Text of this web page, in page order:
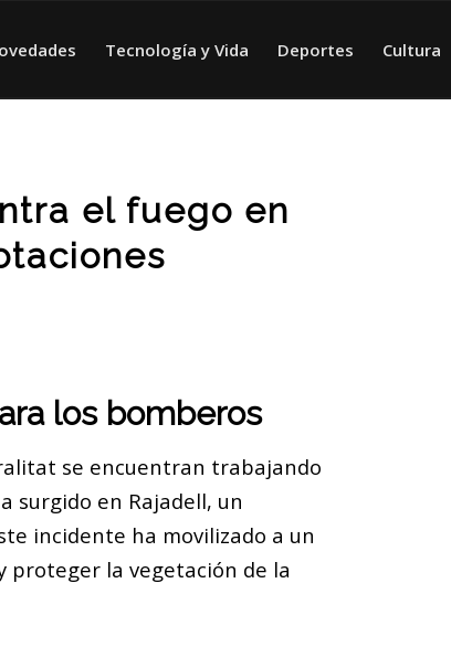
Tecnología y Vida Deportes Cultura
el fuego en
los bomberos
se encuentran trabajando
surgido en Rajadell, un
incidente ha movilizado a un
proteger la vegetación de la